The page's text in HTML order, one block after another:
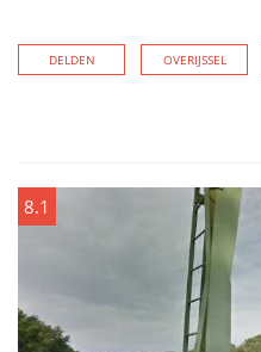
DELDEN OVERIJSSEL
8.1